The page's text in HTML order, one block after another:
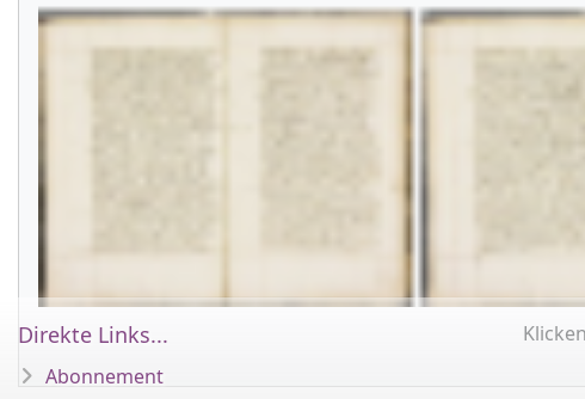
Direkte Links...
Abonnement